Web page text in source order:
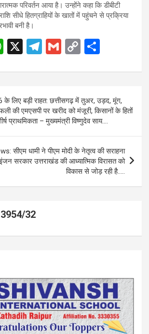
परिवर्तन आया है। उन्होंने कहा कि डीबीटी
सीधे हितग्राहियों के खातों में पहुंचने से प्रक्रिया
बनी है।
W
at
s
A
p
p
X
T
e
a
m
G
ail
C
py
n
k
ar
लिए बड़ी राहत: छत्तीसगढ़ में तुअर, उड़द, मूंग,
की एमएसपी पर खरीद को मंजूरी, किसानों के हितों
प्राथमिकता – मुख्यमंत्री विष्णुदेव साय….
सीएम धामी ने पीएम मोदी के नेतृत्व की सराहना
सरकार उत्तराखंड की आध्यात्मिक विरासत को
विकास से जोड़ रही है…..
32